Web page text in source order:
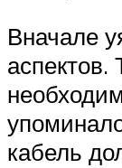
Вначале
аспектов.
кабель